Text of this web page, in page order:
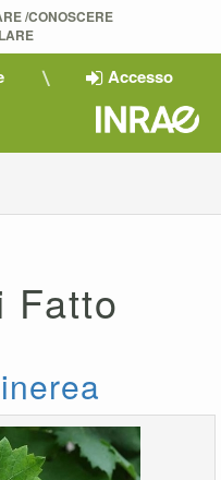
/CONOSCERE
Accesso
Fatto